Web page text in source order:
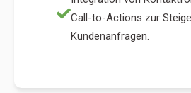
Call-to-Actions zur
Kundenanfragen.